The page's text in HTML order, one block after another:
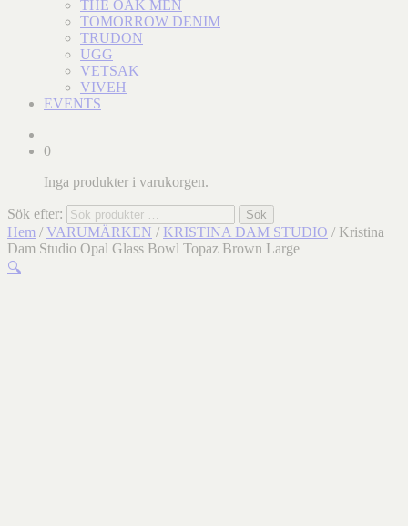
THE OAK MEN
TOMORROW DENIM
TRUDON
UGG
VETSAK
VIVEH
EVENTS
0
Inga produkter i varukorgen.
Sök efter: Sök
Hem / VARUMÄRKEN / KRISTINA DAM STUDIO / Kristina
Dam Studio Opal Glass Bowl Topaz Brown Large
🔍